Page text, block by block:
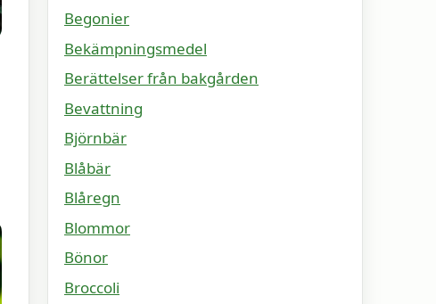
Begonier
Bekämpningsmedel
Berättelser från bakgården
Bevattning
Björnbär
Blåbär
Blåregn
Blommor
Bönor
Broccoli